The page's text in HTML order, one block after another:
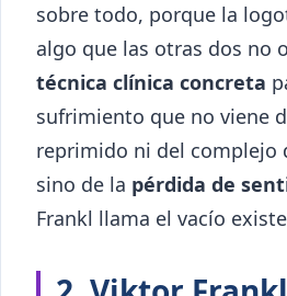
sobre todo, porque la
algo que las otras dos no
técnica clínica concreta
sufrimiento que no viene
reprimido ni del complejo
sino de la pérdida de
Frankl llama el vacío